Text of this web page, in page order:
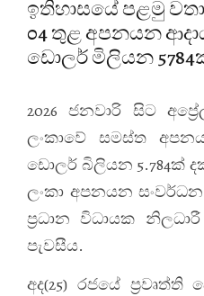
ඉතිහාසයේ පළමු
04 තුළ අපනයන
ඩොලර් මිලියන
2026 ජනවාරි සිට
ලංකාවේ සමස්ත
ඩොලර් බිලියන 5.784ක්
ලංකා අපනයන
ප්‍රධාන විධායක
පැවසීය.
අද(25) රජයේ ප්‍රවෘත්ති